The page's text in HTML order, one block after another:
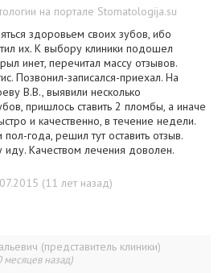
на портале Stomatologija.su
здоровьем своих зубов, ибо
их. К выбору клиники подошел
инет, перечитал массу отзывов.
Позвонил-записался-приехал. На
В.В., выявили несколько
пришлось ставить 2 пломбы, а иначе
и качественно, в течение недели.
года, решил тут оставить отзыв.
иду. Качеством лечения доволен.
(11 лет назад)
(представитель клиники)
назад)